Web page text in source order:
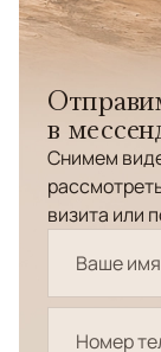
в
Снимем
визита или